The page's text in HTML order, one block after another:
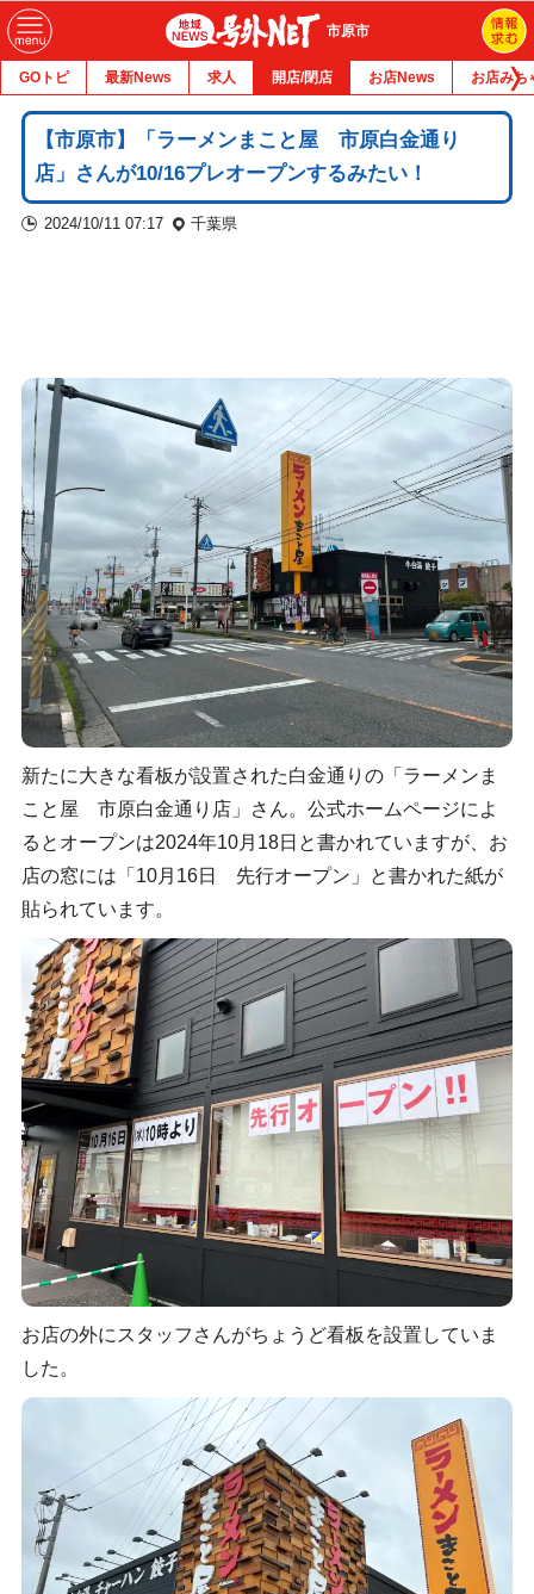
市原市
GOトピ 最新News 求人 開店/閉店 お店News お店みち
【市原市】「ラーメンまこと屋 市原白金通り
店」さんが10/16プレオープンするみたい！
2024/10/11 07:17 千葉県
新たに大きな看板が設置された白金通りの「ラーメンま
こと屋 市原白金通り店」さん。公式ホームページによ
るとオープンは2024年10月18日と書かれていますが、お
店の窓には「10月16日 先行オープン」と書かれた紙が
貼られています。
お店の外にスタッフさんがちょうど看板を設置していま
した。